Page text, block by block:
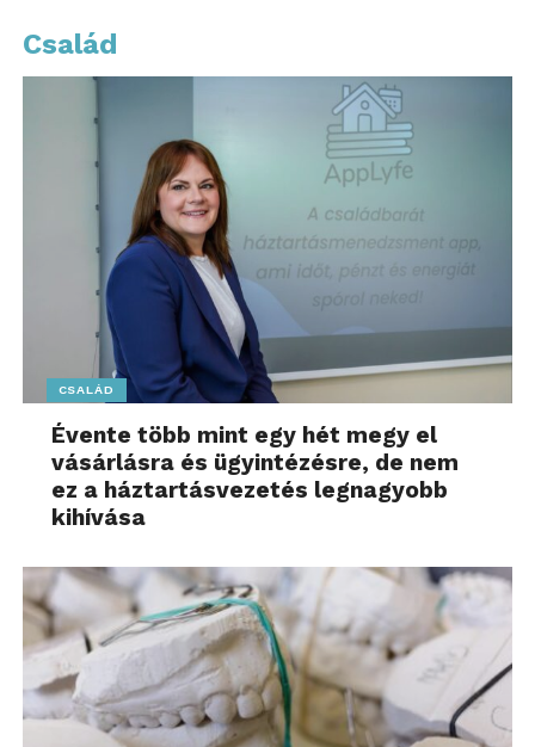
Család
CSALÁD
Évente több mint egy hét megy el
vásárlásra és ügyintézésre, de nem
ez a háztartásvezetés legnagyobb
kihívása